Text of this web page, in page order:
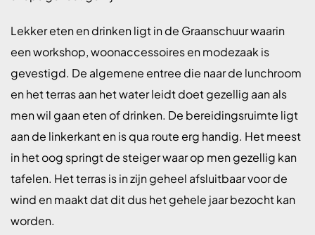
Lekker eten en drinken ligt in de Graanschuur waarin
een workshop, woonaccessoires en modezaak is
gevestigd. De algemene entree die naar de lunchroom
en het terras aan het water leidt doet gezellig aan als
men wil gaan eten of drinken. De bereidingsruimte ligt
aan de linkerkant en is qua route erg handig. Het meest
in het oog springt de steiger waar op men gezellig kan
tafelen. Het terras is in zijn geheel afsluitbaar voor de
wind en maakt dat dit dus het gehele jaar bezocht kan
worden.